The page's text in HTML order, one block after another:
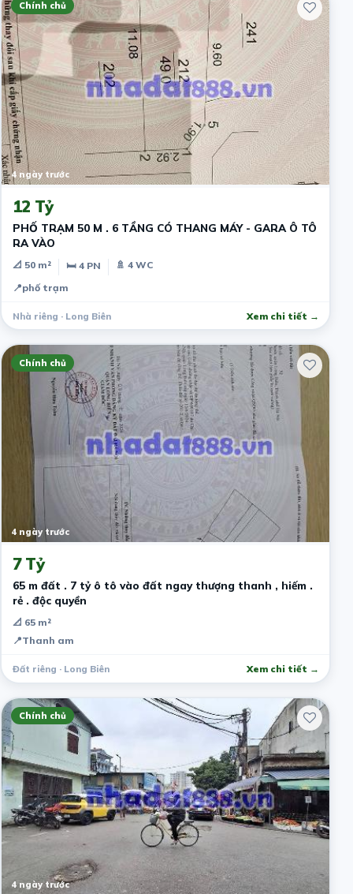
Chính chủ
4 ngày trước
12 Tỷ
PHỐ TRẠM 50 M . 6 TẦNG CÓ THANG MÁY - GARA Ô TÔ
RA VÀO
📐 50 m² 🛏 4 PN
🚿 4 WC
📍phố trạm
Nhà riêng · Long Biên Xem chi tiết →
Chính chủ
4 ngày trước
7 Tỷ
65 m đất . 7 tỷ ô tô vào đất ngay thượng thanh , hiếm .
rẻ . độc quyền
📐 65 m²
📍Thanh am
Đất riêng · Long Biên Xem chi tiết →
Chính chủ
4 ngày trước